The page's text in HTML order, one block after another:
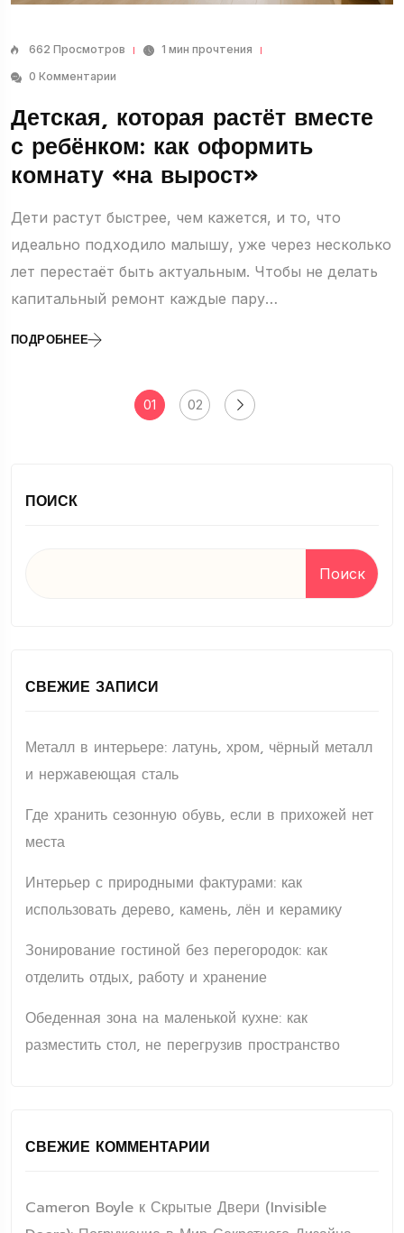
662 Просмотров
1 мин прочтения
0 Комментарии
Детская, которая растёт вместе
с ребёнком: как оформить
комнату «на вырост»
Дети растут быстрее, чем кажется, и то, что
идеально подходило малышу, уже через несколько
лет перестаёт быть актуальным. Чтобы не делать
капитальный ремонт каждые пару…
ПОДРОБНЕЕ
01 02
ПОИСК
Поиск
СВЕЖИЕ ЗАПИСИ
Металл в интерьере: латунь, хром, чёрный металл
и нержавеющая сталь
Где хранить сезонную обувь, если в прихожей нет
места
Интерьер с природными фактурами: как
использовать дерево, камень, лён и керамику
Зонирование гостиной без перегородок: как
отделить отдых, работу и хранение
Обеденная зона на маленькой кухне: как
разместить стол, не перегрузив пространство
СВЕЖИЕ КОММЕНТАРИИ
Cameron Boyle к Скрытые Двери (Invisible